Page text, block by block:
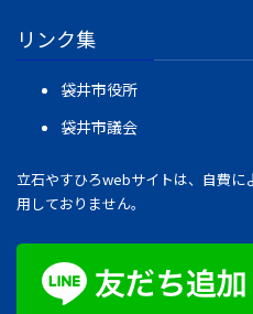
リンク集
袋井市役所
袋井市議会
立石やすひろwebサイトは、自費に
用しておりません。